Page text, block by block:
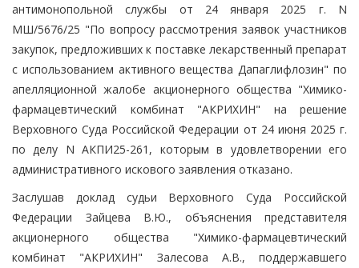
антимонопольной службы от 24 января 2025 г. N
МШ/5676/25 "По вопросу рассмотрения заявок участников
закупок, предложивших к поставке лекарственный препарат
с использованием активного вещества Дапаглифлозин" по
апелляционной жалобе акционерного общества "Химико-
фармацевтический комбинат "АКРИХИН" на решение
Верховного Суда Российской Федерации от 24 июня 2025 г.
по делу N АКПИ25-261, которым в удовлетворении его
административного искового заявления отказано.
Заслушав доклад судьи Верховного Суда Российской
Федерации Зайцева В.Ю., объяснения представителя
акционерного общества "Химико-фармацевтический
комбинат "АКРИХИН" Залесова А.В., поддержавшего